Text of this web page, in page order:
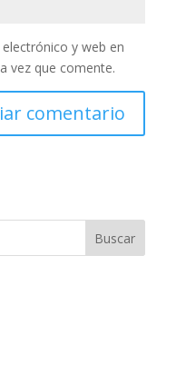
y web en
vez que comente.
Buscar